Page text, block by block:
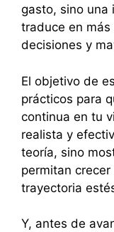
gasto, sino una
traduce en más
decisiones y
El objetivo de
prácticos para
continua en tu
realista y
teoría, sino
permitan
trayectoria
Y, antes de